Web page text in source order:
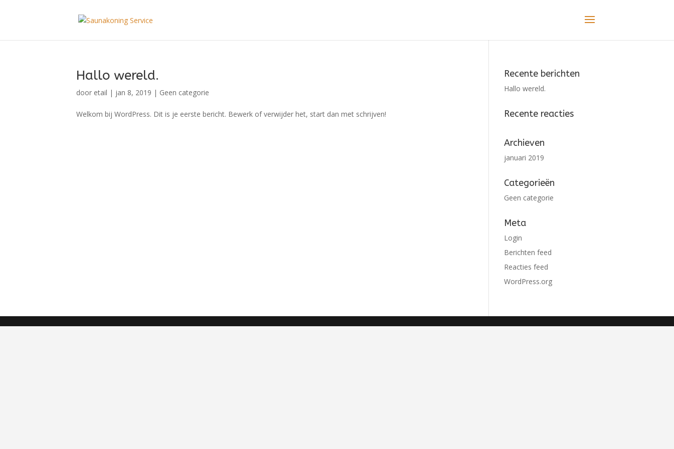
Hallo wereld.
door etail | jan 8, 2019 | Geen categorie
Welkom bij WordPress. Dit is je eerste bericht. Bewerk of verwijder het, start dan met schrijven!
Recente berichten
Hallo wereld.
Recente reacties
Archieven
januari 2019
Categorieën
Geen categorie
Meta
Login
Berichten feed
Reacties feed
WordPress.org